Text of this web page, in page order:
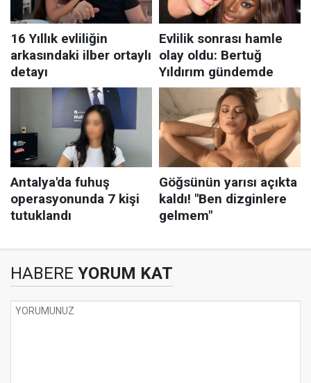
HABERE YORUM KAT